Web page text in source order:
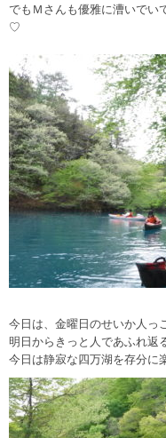
でもＭさんも優雅に漕いでい
♡
今日は、金曜日のせいか人っ
明日からきっと人であふれ返
今日は静寂な四万湖を存分に